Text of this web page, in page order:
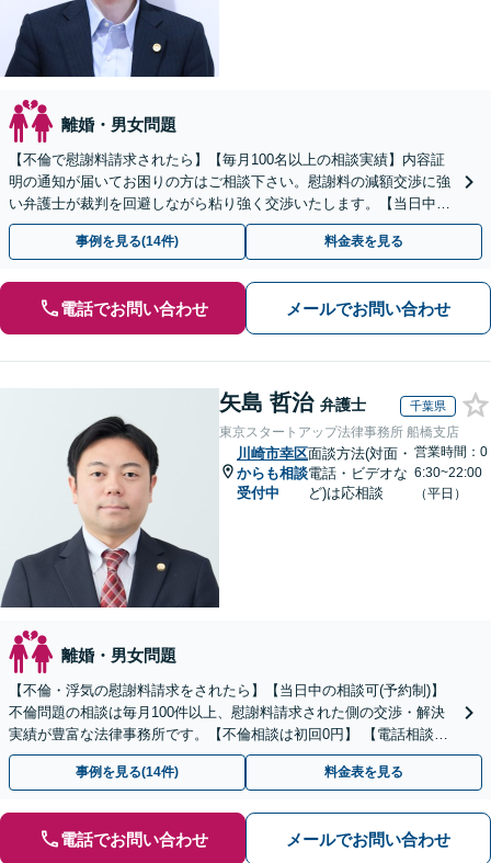
離婚・男女問題
【不倫で慰謝料請求されたら】【毎月100名以上の相談実績】内容証
明の通知が届いてお困りの方はご相談下さい。慰謝料の減額交渉に強
い弁護士が裁判を回避しながら粘り強く交渉いたします。【当日中の
相談可(予約制)】【神奈川県全域対応】
事例を見る(14件) 料金表を見る
電話でお問い合わせ メールでお問い合わせ
矢島 哲治 弁護士 千葉県
東京スタートアップ法律事務所 船橋支店
川崎市幸区
からも相談
受付中
面談方法(対面・
電話・ビデオな
ど)は応相談
営業時間：0
6:30~22:00
（平日）
離婚・男女問題
【不倫・浮気の慰謝料請求をされたら】【当日中の相談可(予約制)】
不倫問題の相談は毎月100件以上、慰謝料請求された側の交渉・解決
実績が豊富な法律事務所です。【不倫相談は初回0円】 【電話相談で
ご契約まで対応可/来所不要】
事例を見る(14件) 料金表を見る
電話でお問い合わせ メールでお問い合わせ